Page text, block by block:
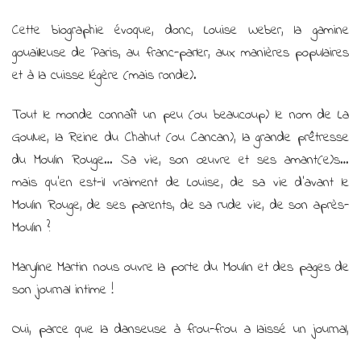
Cette biographie évoque, donc, Louise Weber, la gamine
gouailleuse de Paris, au franc-parler, aux manières populaires
et à la cuisse légère (mais ronde).
Tout le monde connaît un peu (ou beaucoup) le nom de La
Goulue, la Reine du Chahut (ou Cancan), la grande prêtresse
du Moulin Rouge… Sa vie, son œuvre et ses amant(e)s…
mais qu’en est-il vraiment de Louise, de sa vie d’avant le
Moulin Rouge, de ses parents, de sa rude vie, de son après-
Moulin ?
Maryline Martin nous ouvre la porte du Moulin et des pages de
son journal intime !
Oui, parce que la danseuse à frou-frou a laissé un journal,